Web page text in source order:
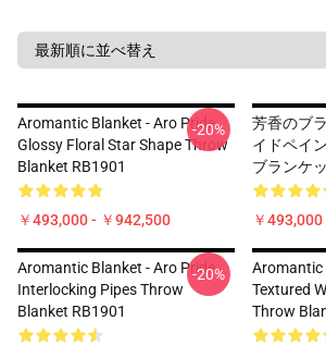
Aromantic Blanket - Aro Pride
Glossy Floral Star Shape Throw
Blanket RB1901
￥493,000 - ￥942,500
-20%
芳香のブ
イドペイ
ブランケ
￥
Aromantic Blanket - Aro Pride
Interlocking Pipes Throw
Blanket RB1901
-20%
Aromantic
Textured
Throw